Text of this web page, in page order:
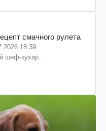
смачного рулета
18:39
шеф-кухар